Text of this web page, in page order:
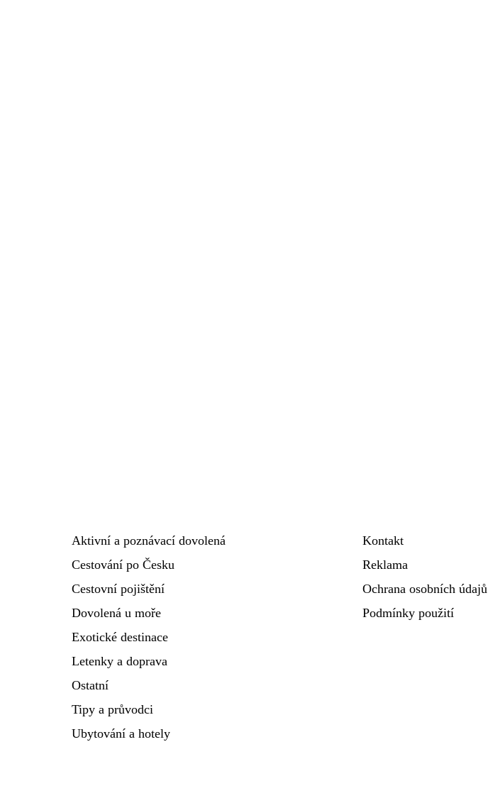
Aktivní a poznávací dovolená
Cestování po Česku
Cestovní pojištění
Dovolená u moře
Exotické destinace
Letenky a doprava
Ostatní
Tipy a průvodci
Ubytování a hotely
Kontakt
Reklama
Ochrana osobních údajů
Podmínky použití